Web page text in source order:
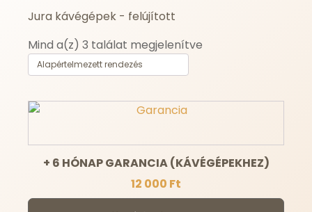
Jura kávégépek - felújított
Mind a(z) 3 találat megjelenítve
+ 6 HÓNAP GARANCIA (KÁVÉGÉPEKHEZ)
12 000 Ft